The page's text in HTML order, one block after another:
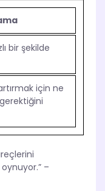
bir şekilde
için ne
–